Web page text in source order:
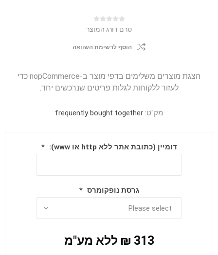
טרם דורג המוצר
הוסף לרשימת השוואה
הצגת מוצרים משלימים בדפי מוצר ב-nopCommerce כדי
לעזור ללקוחות לגלות פריטים שנרכשים יחד.
מק"ט: frequently bought together
דומיין (כתובת אתר ללא http או www): *
גרסת נופקומרס *
313 ₪ ללא מע"מ